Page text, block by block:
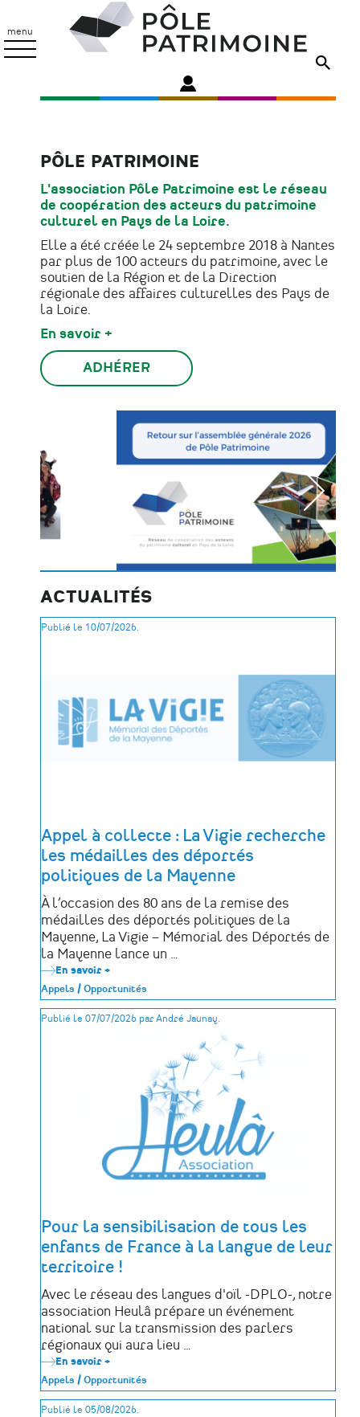
contenu
principal
menu
Patrimoine
ACTUALITÉS
Publié le 10/07/2026.
Appel à collecte : La Vigie recherche
les médailles des déportés
politiques de la Mayenne
À l’occasion des 80 ans de la remise des
médailles des déportés politiques de la
Mayenne, La Vigie – Mémorial des Déportés de
la Mayenne lance un …
En savoir +
Appel
à
collecte
:
médailles
déportés
politiques
Mayenne
Appels / Opportunités
Publié le 07/07/2026 par André Jaunay.
Pour la sensibilisation de tous les
enfants de France à la langue de leur
territoire !
Avec le réseau des langues d'oïl -DPLO-, notre
association Heulâ prépare un événement
national sur la transmission des parlers
régionaux qui aura lieu …
En savoir +
la
sensibilisation
de
Appels / Opportunités
Publié le 05/08/2026.
PÔLE PATRIMOINE
L'association Pôle Patrimoine est le réseau
de coopération des acteurs du patrimoine
culturel en Pays de la Loire.
Elle a été créée le 24 septembre 2018 à Nantes
par plus de 100 acteurs du patrimoine, avec le
soutien de la Région et de la Direction
régionale des affaires culturelles des Pays de
la Loire.
En savoir +
ADHÉRER